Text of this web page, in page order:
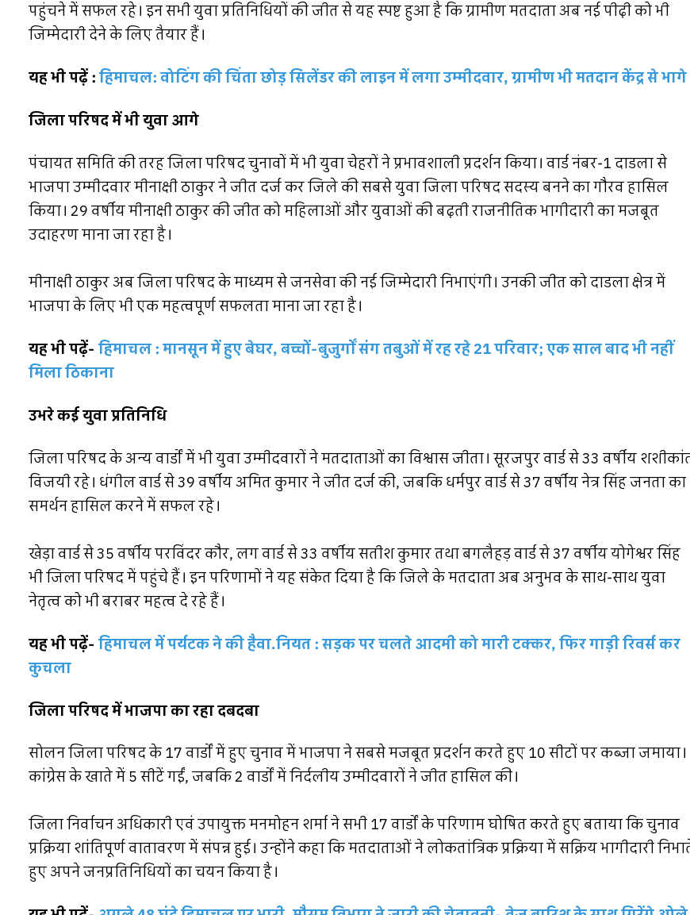
पहुंचने में सफल रहे। इन सभी युवा प्रतिनिधियों की जीत से यह स्पष्ट हुआ है कि ग्रामीण मतदाता अब नई पीढ़ी को भी
जिम्मेदारी देने के लिए तैयार हैं।
यह भी पढ़ें :हिमाचल: वोटिंग की चिंता छोड़ सिलेंडर की लाइन में लगा उम्मीदवार, ग्रामीण भी मतदान केंद्र से भागे
जिला परिषद में भी युवा आगे
पंचायत समिति की तरह जिला परिषद चुनावों में भी युवा चेहरों ने प्रभावशाली प्रदर्शन किया। वार्ड नंबर-1 दाडला से
भाजपा उम्मीदवार मीनाक्षी ठाकुर ने जीत दर्ज कर जिले की सबसे युवा जिला परिषद सदस्य बनने का गौरव हासिल
किया। 29 वर्षीय मीनाक्षी ठाकुर की जीत को महिलाओं और युवाओं की बढ़ती राजनीतिक भागीदारी का मजबूत
उदाहरण माना जा रहा है।
मीनाक्षी ठाकुर अब जिला परिषद के माध्यम से जनसेवा की नई जिम्मेदारी निभाएंगी। उनकी जीत को दाडला क्षेत्र में
भाजपा के लिए भी एक महत्वपूर्ण सफलता माना जा रहा है।
यह भी पढ़ें- हिमाचल : मानसून में हुए बेघर, बच्चों-बुजुर्गों संग तबुओं में रह रहे 21 परिवार; एक साल बाद भी नहीं
मिला ठिकाना
उभरे कई युवा प्रतिनिधि
जिला परिषद के अन्य वार्डों में भी युवा उम्मीदवारों ने मतदाताओं का विश्वास जीता। सूरजपुर वार्ड से 33 वर्षीय
विजयी रहे। धंगील वार्ड से 39 वर्षीय अमित कुमार ने जीत दर्ज की, जबकि धर्मपुर वार्ड से 37 वर्षीय नेत्र सिंह जनता का
समर्थन हासिल करने में सफल रहे।
खेड़ा वार्ड से 35 वर्षीय परविंदर कौर, लग वार्ड से 33 वर्षीय सतीश कुमार तथा बगलैहड़ वार्ड से 37 वर्षीय योगेश्वर सिंह
भी जिला परिषद में पहुंचे हैं। इन परिणामों ने यह संकेत दिया है कि जिले के मतदाता अब अनुभव के साथ-साथ युवा
नेतृत्व को भी बराबर महत्व दे रहे हैं।
यह भी पढ़ें- हिमाचल में पर्यटक ने की हैवा.नियत : सड़क पर चलते आदमी को मारी टक्कर, फिर गाड़ी रिवर्स कर
कुचला
जिला परिषद में भाजपा का रहा दबदबा
सोलन जिला परिषद के 17 वार्डों में हुए चुनाव में भाजपा ने सबसे मजबूत प्रदर्शन करते हुए 10 सीटों पर कब्जा जमाया।
कांग्रेस के खाते में 5 सीटें गईं, जबकि 2 वार्डों में निर्दलीय उम्मीदवारों ने जीत हासिल की।
जिला निर्वाचन अधिकारी एवं उपायुक्त मनमोहन शर्मा ने सभी 17 वार्डों के परिणाम घोषित करते हुए बताया कि चुनाव
प्रक्रिया शांतिपूर्ण वातावरण में संपन्न हुई। उन्होंने कहा कि मतदाताओं ने लोकतांत्रिक प्रक्रिया में सक्रिय भागीदारी
हुए अपने जनप्रतिनिधियों का चयन किया है।